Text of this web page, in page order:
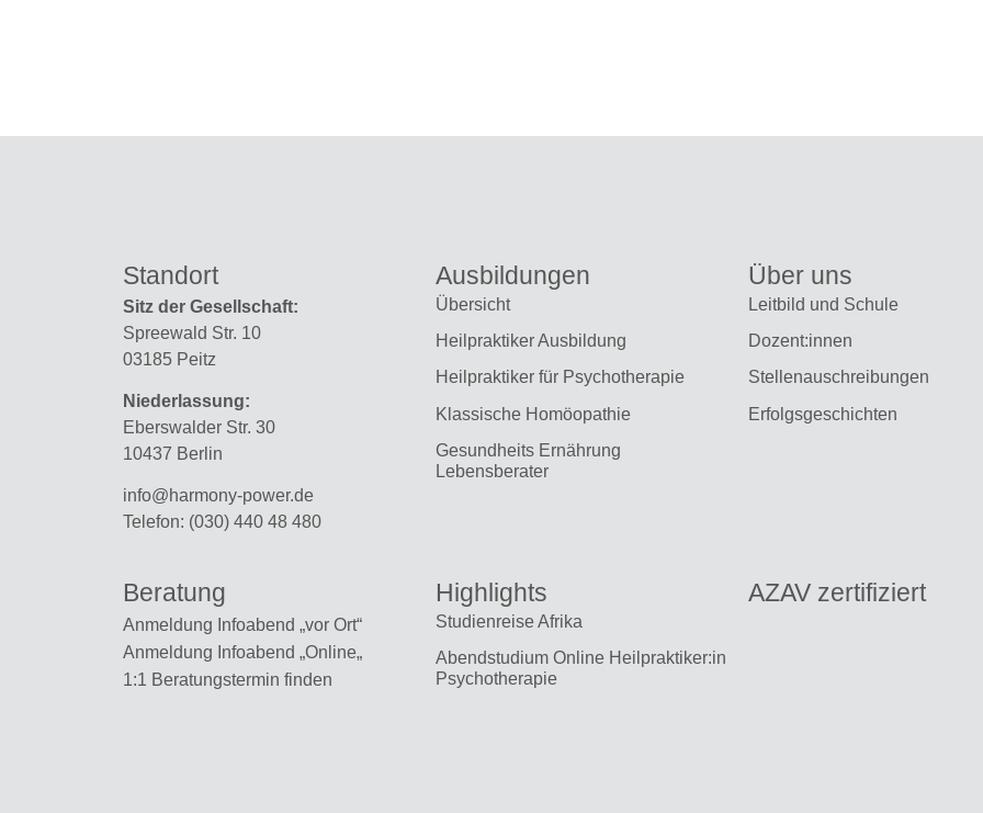
Standort
Sitz der Gesellschaft:
Spreewald Str. 10
03185 Peitz
Niederlassung:
Eberswalder Str. 30
10437 Berlin
info@harmony-power.de
Telefon: (030) 440 48 480
Ausbildungen
Übersicht
Heilpraktiker Ausbildung
Heilpraktiker für Psychotherapie
Klassische Homöopathie
Gesundheits Ernährung
Lebensberater
Über uns
Leitbild und Schule
Dozent:innen
Stellenauschreibungen
Erfolgsgeschichten
Beratung
Anmeldung Infoabend „vor Ort“
Anmeldung Infoabend „Online„
1:1 Beratungstermin finden
Highlights
Studienreise Afrika
Abendstudium Online Heilpraktiker:in
Psychotherapie
AZAV zertifiziert